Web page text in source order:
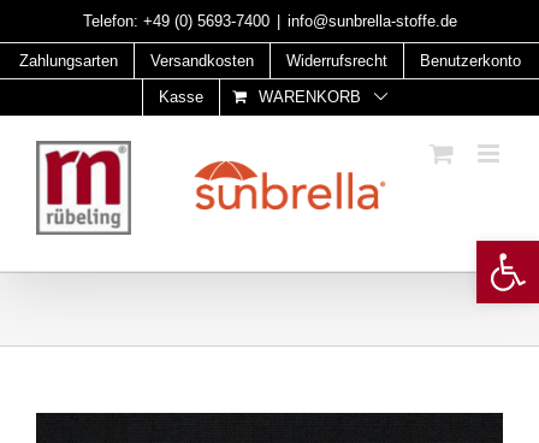
to
content
Telefon: +49 (0) 5693-7400 info@sunbrella-stoffe.de
Zahlungsarten Versandkosten Widerrufsrecht
Benutzerkonto
Kasse
WARENKORB